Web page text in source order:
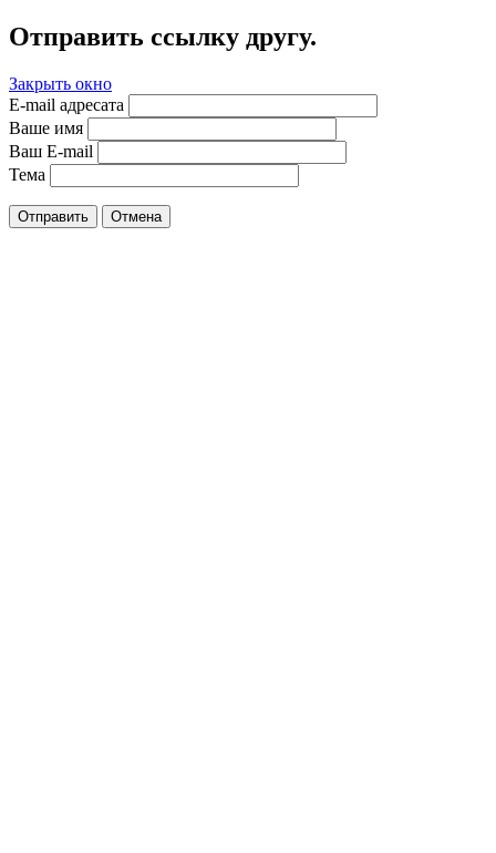
Отправить ссылку другу.
Закрыть окно
E-mail адресата
Ваше имя
Ваш E-mail
Тема
Отправить Отмена